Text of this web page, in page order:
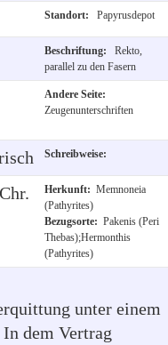
Standort: Papyrusdepot
Beschriftung:
Rekto,
parallel zu den Fasern
Andere Seite:
Zeugenunterschriften
Schreibweise:
Herkunft: Memnoneia
(Pathyrites)
Bezugsorte: Pakenis (Peri
Thebas);Hermonthis
(Pathyrites)
unter einem
dem Vertrag